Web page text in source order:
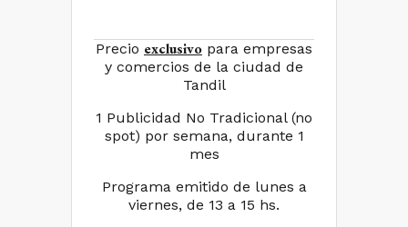
Precio exclusivo para empresas
y comercios de la ciudad de
Tandil
1 Publicidad No Tradicional (no
spot) por semana, durante 1
mes
Programa emitido de lunes a
viernes, de 13 a 15 hs.